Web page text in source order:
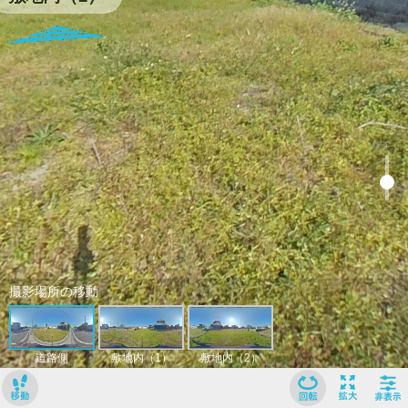
撮影場所の移動
道路側 敷地内（1） 敷地内（2）
﹢
﹣